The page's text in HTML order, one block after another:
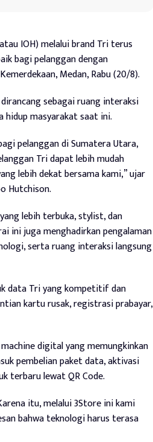
IOH) melalui brand Tri terus
bagi pelanggan dengan
Medan, Rabu (20/8).
sebagai ruang interaksi
hidup masyarakat saat ini.
pelanggan di Sumatera Utara,
Tri dapat lebih mudah
lebih dekat bersama kami,” ujar
Hutchison.
lebih terbuka, stylist, dan
ini juga menghadirkan pengalaman
serta ruang interaksi langsung
data Tri yang kompetitif dan
kartu rusak, registrasi prabayar,
digital yang memungkinkan
pembelian paket data, aktivasi
terbaru lewat QR Code.
itu, melalui 3Store ini kami
bahwa teknologi harus terasa